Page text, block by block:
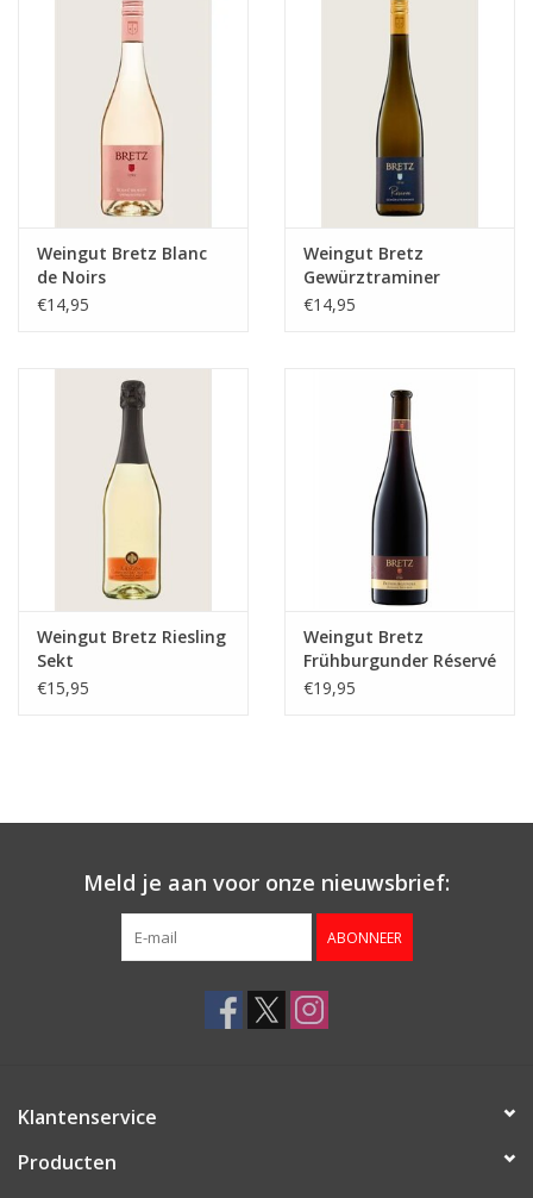
Weingut Bretz Blanc
de Noirs
€14,95
Weingut Bretz
Gewürztraminer
Reserve
€14,95
Weingut Bretz Riesling
Sekt
€15,95
Weingut Bretz
Frühburgunder Réservé
Trocken
€19,95
Meld je aan voor onze nieuwsbrief:
ABONNEER
Klantenservice
Producten